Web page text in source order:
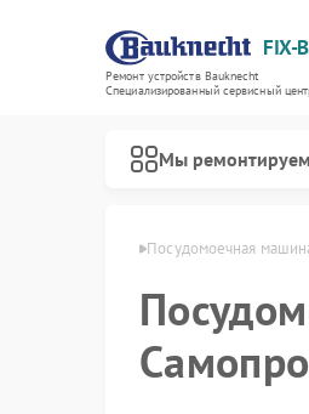
FIX-
Ремонт устройств Bauknecht
Специализированный cервисный
Мы ремонтируем
в Москве Посудомоечная